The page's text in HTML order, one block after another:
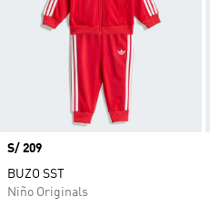
Precio
S/ 209
BUZO SST
Niño Originals